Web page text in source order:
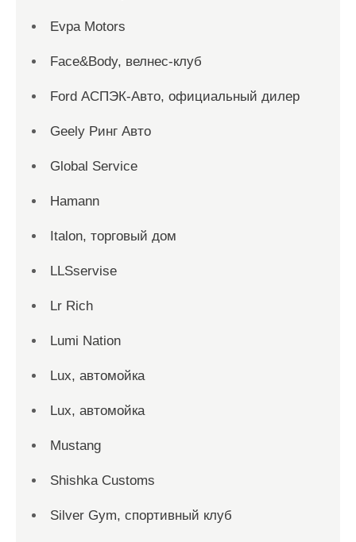
Evpa Motors
Face&Body, велнес-клуб
Ford АСПЭК-Авто, официальный дилер
Geely Ринг Авто
Global Service
Hamann
Italon, торговый дом
LLSservise
Lr Rich
Lumi Nation
Lux, автомойка
Lux, автомойка
Mustang
Shishka Customs
Silver Gym, спортивный клуб